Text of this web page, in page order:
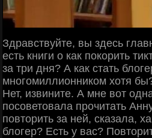
Здравствуйте, вы здесь
есть книги о как покорить
за три дня? А как стать
многомиллионником хотя
Нет, извините. А мне вот
посоветовала прочитать
повторить за ней, сказала,
блогер? Есть у вас?